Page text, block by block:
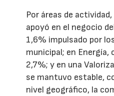
Por áreas de
apoyó en el negocio
1,6% impulsado por
municipal; en
2,7%; y en una
se mantuvo estable,
nivel geográfico, la